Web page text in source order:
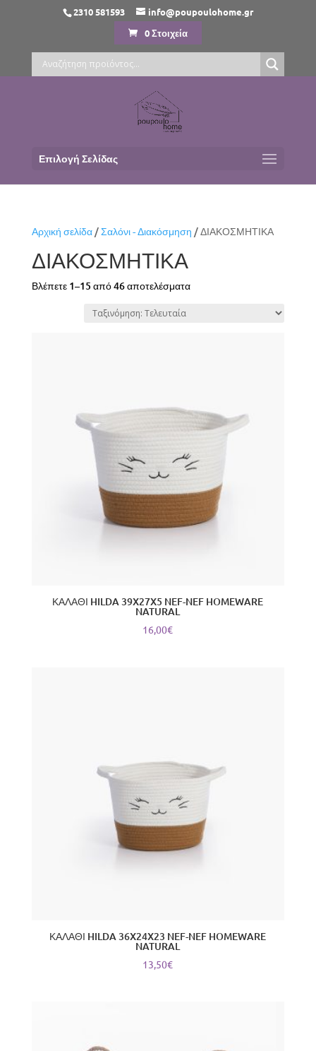
2310 581593
info@poupoulohome.gr
0 Στοιχεία
Επιλογή Σελίδας
Αρχική σελίδα/Σαλόνι - Διακόσμηση / ΔΙΑΚΟΣΜΗΤΙΚΑ
ΔΙΑΚΟΣΜΗΤΙΚΑ
Βλέπετε 1–15 από 46 αποτελέσματαSorted
ΚΑΛΑΘΙ HILDA 39X27X5 NEF-NEF HOMEWARE
NATURAL
16,00€
ΚΑΛΑΘΙ HILDA 36X24X23 NEF-NEF HOMEWARE
NATURAL
13,50€